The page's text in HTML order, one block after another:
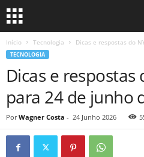
Início Tecnologia Dicas e respostas do
TECNOLOGIA
Dicas e respostas
para 24 de junho
Por Wagner Costa - 24 Junho 2026